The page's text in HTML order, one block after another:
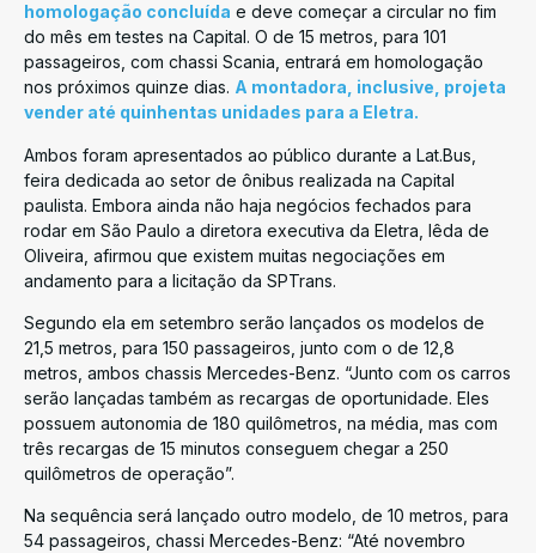
homologação concluída e deve começar a circular no fim
do mês em testes na Capital. O de 15 metros, para 101
passageiros, com chassi Scania, entrará em homologação
nos próximos quinze dias. A montadora, inclusive, projeta
vender até quinhentas unidades para a Eletra.
Ambos foram apresentados ao público durante a Lat.Bus,
feira dedicada ao setor de ônibus realizada na Capital
paulista. Embora ainda não haja negócios fechados para
rodar em São Paulo a diretora executiva da Eletra, Iêda de
Oliveira, afirmou que existem muitas negociações em
andamento para a licitação da SPTrans.
Segundo ela em setembro serão lançados os modelos de
21,5 metros, para 150 passageiros, junto com o de 12,8
metros, ambos chassis Mercedes-Benz. “Junto com os carros
serão lançadas também as recargas de oportunidade. Eles
possuem autonomia de 180 quilômetros, na média, mas com
três recargas de 15 minutos conseguem chegar a 250
quilômetros de operação”.
Na sequência será lançado outro modelo, de 10 metros, para
54 passageiros, chassi Mercedes-Benz: “Até novembro